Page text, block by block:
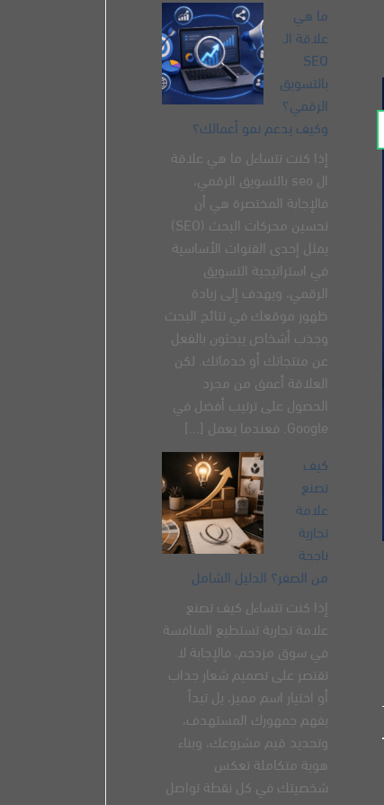
ما هي
علاقة الـ
SEO
بالتسويق
الرقمي؟
وكيف يدعم نمو أعمالك؟
إذا كنت تتساءل ما هي علاقة
ال seo بالتسويق الرقمي،
فالإجابة المختصرة هي أن
تحسين محركات البحث (SEO)
يمثل إحدى القنوات الأساسية
في استراتيجية التسويق
الرقمي، ويهدف إلى زيادة
ظهور موقعك في نتائج البحث
وجذب أشخاص يبحثون بالفعل
عن منتجاتك أو خدماتك. لكن
العلاقة أعمق من مجرد
الحصول على ترتيب أفضل في
Google. فعندما يعمل [...]
كيف
تصنع
علامة
تجارية
ناجحة
من الصفر؟ الدليل الشامل
إذا كنت تتساءل كيف تصنع
علامة تجارية​ تستطيع المنافسة
في سوق مزدحم، فالإجابة لا
تقتصر على تصميم شعار جذاب
أو اختيار اسم مميز، بل تبدأ
بفهم جمهورك المستهدف،
وتحديد قيم مشروعك، وبناء
هوية متكاملة تعكس
شخصيتك في كل نقطة تواصل